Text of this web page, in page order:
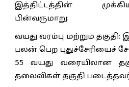
இத்திட்டத்தின்
பின்வருமாறு:
வயது வரம்பு மற்றும் தகுதி:
பலன் பெற புதுச்சேரியைச்
55 வயது வரையிலான
தலைவிகள் தகுதி